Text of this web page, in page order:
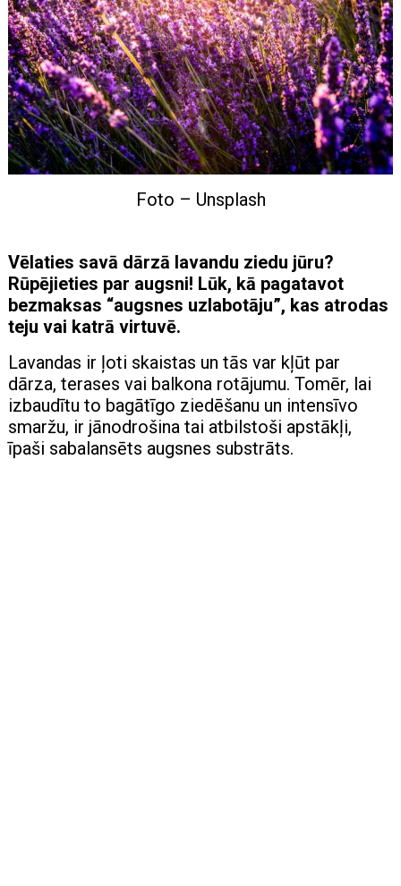
Foto – Unsplash
Vēlaties savā dārzā lavandu ziedu jūru?
Rūpējieties par augsni! Lūk, kā pagatavot
bezmaksas “augsnes uzlabotāju”, kas atrodas
teju vai katrā virtuvē.
Lavandas ir ļoti skaistas un tās var kļūt par
dārza, terases vai balkona rotājumu. Tomēr, lai
izbaudītu to bagātīgo ziedēšanu un intensīvo
smaržu, ir jānodrošina tai atbilstoši apstākļi,
īpaši sabalansēts augsnes substrāts.